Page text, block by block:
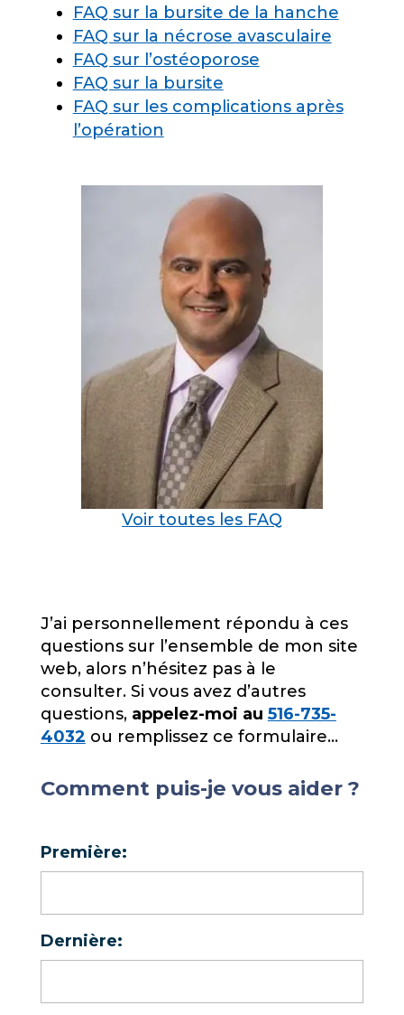
FAQ sur la bursite de la hanche
FAQ sur la nécrose avasculaire
FAQ sur l’ostéoporose
FAQ sur la bursite
FAQ sur les complications après
l’opération
Voir toutes les FAQ
J’ai personnellement répondu à ces
questions sur l’ensemble de mon site
web, alors n’hésitez pas à le
consulter. Si vous avez d’autres
questions, appelez-moi au 516-735-
4032 ou remplissez ce formulaire…
Comment puis-je vous aider ?
Première:
Dernière: